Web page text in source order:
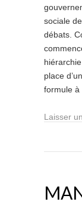
sociale
débats.
place
formule à
Laisser